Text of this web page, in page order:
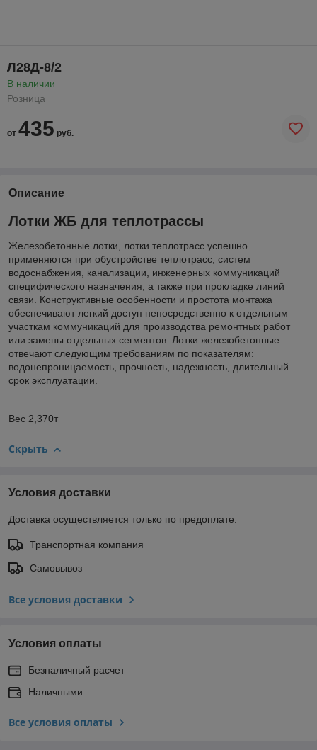
Л28Д-8/2
В наличии
Розница
от 435 руб.
Описание
Лотки ЖБ для теплотрассы
Железобетонные лотки, лотки теплотрасс успешно
применяются при обустройстве теплотрасс, систем
водоснабжения, канализации, инженерных коммуникаций
специфического назначения, а также при прокладке линий
связи. Конструктивные особенности и простота монтажа
обеспечивают легкий доступ непосредственно к отдельным
участкам коммуникаций для производства ремонтных работ
или замены отдельных сегментов. Лотки железобетонные
отвечают следующим требованиям по показателям:
водонепроницаемость, прочность, надежность, длительный
срок эксплуатации.
Вес 2,370т
Скрыть
Условия доставки
Доставка осуществляется только по предоплате.
Транспортная компания
Самовывоз
Все условия доставки
Условия оплаты
Безналичный расчет
Наличными
Все условия оплаты